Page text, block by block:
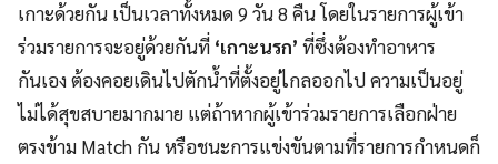
เกาะด้วยกัน เป็นเวลาทั้งหมด 9 วัน 8 คืน โดยในรายการผู้เข้า
ร่วมรายการจะอยู่ด้วยกันที่ ‘เกาะนรก’ ที่ซึ่งต้องทำอาหาร
กันเอง ต้องคอยเดินไปตักน้ำที่ตั้งอยู่ไกลออกไป ความเป็นอยู่
ไม่ได้สุขสบายมากมาย แต่ถ้าหากผู้เข้าร่วมรายการเลือกฝ่าย
ตรงข้าม Match กัน หรือชนะการแข่งขันตามที่รายการกำหนดก็